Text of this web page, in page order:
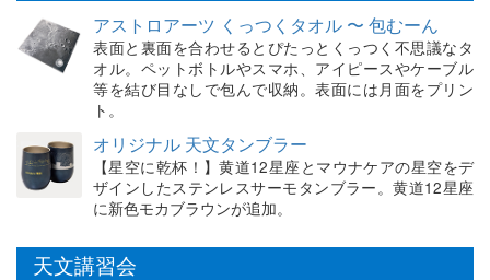
アストロアーツ くっつくタオル 〜 包むーん
表面と裏面を合わせるとぴたっとくっつく不思議なタ
オル。ペットボトルやスマホ、アイピースやケーブル
等を結び目なしで包んで収納。表面には月面をプリン
ト。
オリジナル 天文タンブラー
【星空に乾杯！】黄道12星座とマウナケアの星空をデ
ザインしたステンレスサーモタンブラー。黄道12星座
に新色モカブラウンが追加。
天文講習会